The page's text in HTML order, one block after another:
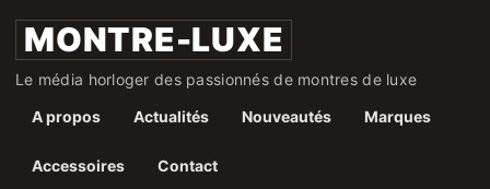
MONTRE-LUXE
Le média horloger des passionnés de montres de luxe
A propos
Actualités Nouveautés Marques
Accessoires Contact